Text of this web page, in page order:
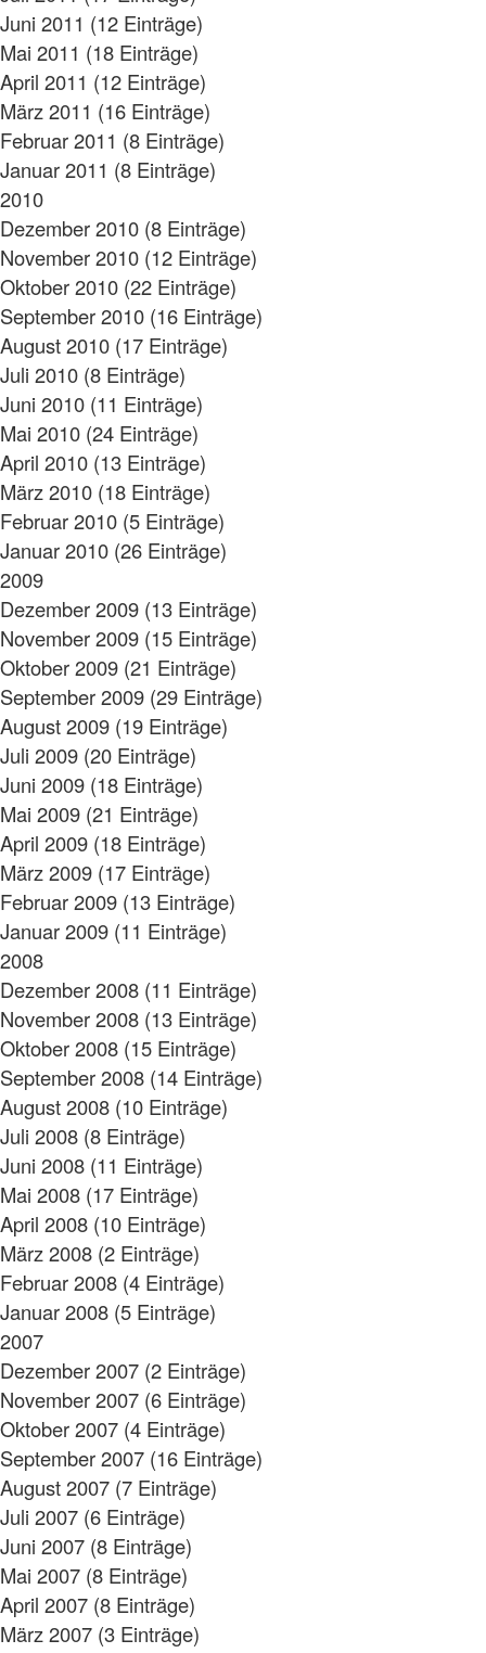
Juni 2011 (12 Einträge)
Mai 2011 (18 Einträge)
April 2011 (12 Einträge)
März 2011 (16 Einträge)
Februar 2011 (8 Einträge)
Januar 2011 (8 Einträge)
2010
Dezember 2010 (8 Einträge)
November 2010 (12 Einträge)
Oktober 2010 (22 Einträge)
September 2010 (16 Einträge)
August 2010 (17 Einträge)
Juli 2010 (8 Einträge)
Juni 2010 (11 Einträge)
Mai 2010 (24 Einträge)
April 2010 (13 Einträge)
März 2010 (18 Einträge)
Februar 2010 (5 Einträge)
Januar 2010 (26 Einträge)
2009
Dezember 2009 (13 Einträge)
November 2009 (15 Einträge)
Oktober 2009 (21 Einträge)
September 2009 (29 Einträge)
August 2009 (19 Einträge)
Juli 2009 (20 Einträge)
Juni 2009 (18 Einträge)
Mai 2009 (21 Einträge)
April 2009 (18 Einträge)
März 2009 (17 Einträge)
Februar 2009 (13 Einträge)
Januar 2009 (11 Einträge)
2008
Dezember 2008 (11 Einträge)
November 2008 (13 Einträge)
Oktober 2008 (15 Einträge)
September 2008 (14 Einträge)
August 2008 (10 Einträge)
Juli 2008 (8 Einträge)
Juni 2008 (11 Einträge)
Mai 2008 (17 Einträge)
April 2008 (10 Einträge)
März 2008 (2 Einträge)
Februar 2008 (4 Einträge)
Januar 2008 (5 Einträge)
2007
Dezember 2007 (2 Einträge)
November 2007 (6 Einträge)
Oktober 2007 (4 Einträge)
September 2007 (16 Einträge)
August 2007 (7 Einträge)
Juli 2007 (6 Einträge)
Juni 2007 (8 Einträge)
Mai 2007 (8 Einträge)
April 2007 (8 Einträge)
März 2007 (3 Einträge)